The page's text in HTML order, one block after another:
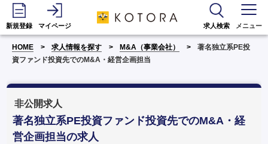
新規登録 マイページ 求人検索 メニュー
HOME 求人情報を探す M&A（事業会社）
著名独立系PE投
資ファンド投資先でのM&A・経営企画担当
非公開求人
著名独立系PE投資ファンド投資先でのM&A・経
営企画担当の求人